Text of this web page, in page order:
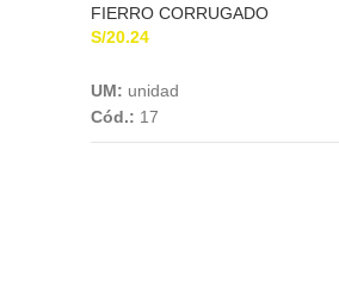
FIERRO CORRUGADO
S/20.24
UM: unidad
Cód.: 17